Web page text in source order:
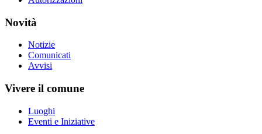
Novità
Notizie
Comunicati
Avvisi
Vivere il comune
Luoghi
Eventi e Iniziative